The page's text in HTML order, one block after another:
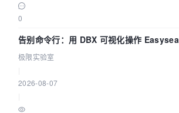
0
告别命令行：用 DBX 可视化操作
极限实验室
2026-08-07